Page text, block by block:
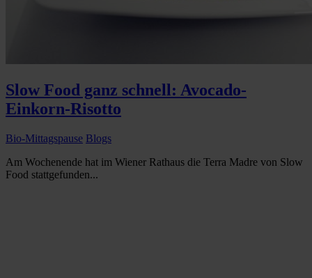
Slow Food ganz schnell: Avocado-
Einkorn-Risotto
Bio-Mittagspause Blogs
Am Wochenende hat im Wiener Rathaus die Terra Madre von Slow
Food stattgefunden...